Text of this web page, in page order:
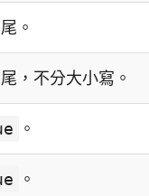
。
，不分大小寫。
。
。